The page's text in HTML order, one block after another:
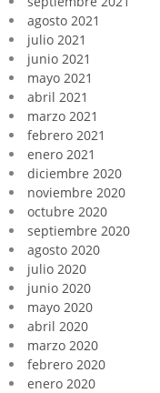
agosto 2021
julio 2021
junio 2021
mayo 2021
abril 2021
marzo 2021
febrero 2021
enero 2021
diciembre 2020
noviembre 2020
octubre 2020
septiembre 2020
agosto 2020
julio 2020
junio 2020
mayo 2020
abril 2020
marzo 2020
febrero 2020
enero 2020